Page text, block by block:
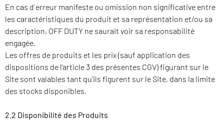
En cas d´erreur manifeste ou omission non significative entre
les caractéristiques du produit et sa représentation et/ou sa
description, OFF DUTY ne saurait voir sa responsabilité
engagée.
Les offres de produits et les prix (sauf application des
dispositions de l’article 3 des présentes CGV) figurant sur le
Site sont valables tant qu’ils figurent sur le Site, dans la limite
des stocks disponibles.
2.2 Disponibilité des Produits